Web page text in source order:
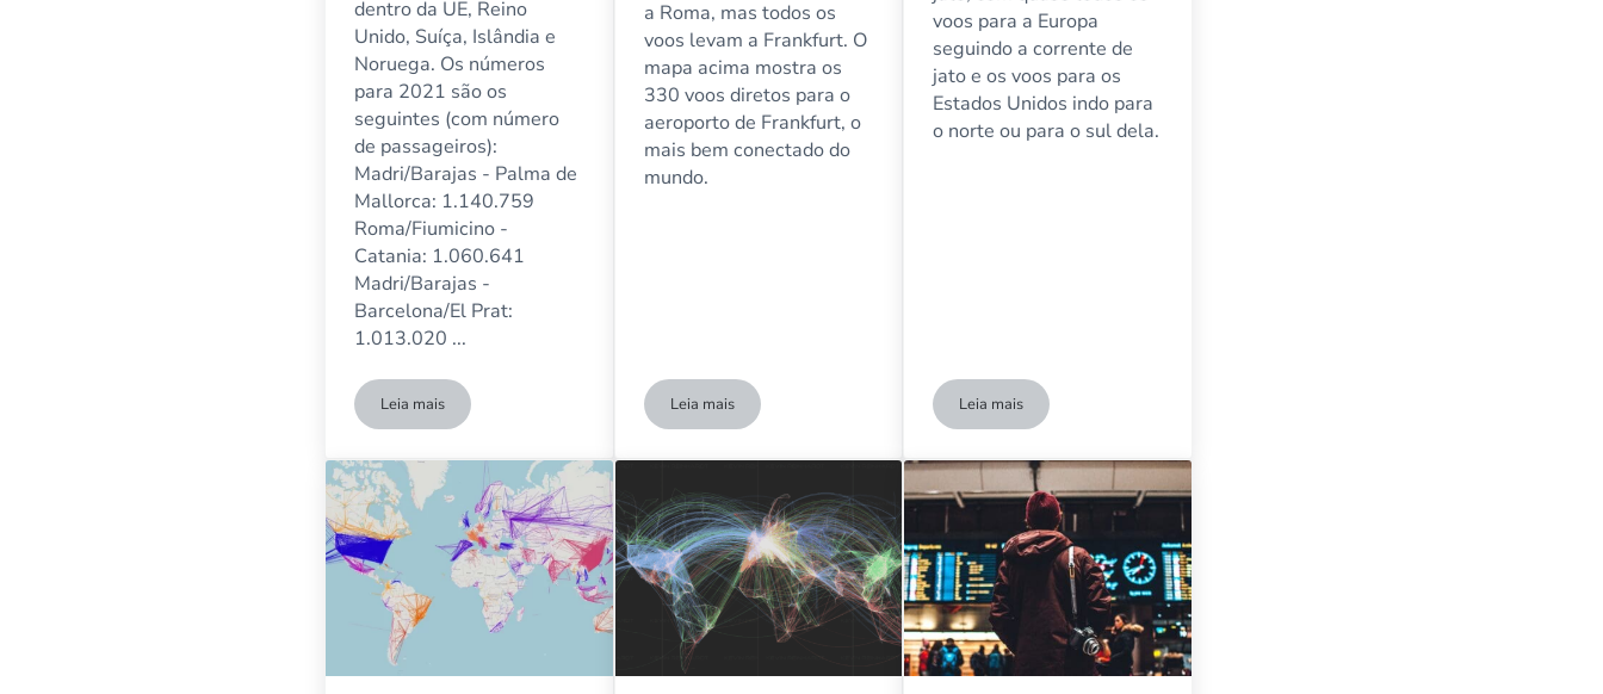
dentro da UE, Reino
Unido, Suíça, Islândia e
Noruega. Os números
para 2021 são os
seguintes (com número
de passageiros):
Madri/Barajas - Palma de
Mallorca: 1.140.759
Roma/Fiumicino -
Catania: 1.060.641
Madri/Barajas -
Barcelona/El Prat:
1.013.020 ...
Leia maisAs 10 rotas de voo mais movimentadas da Europa
a Roma, mas todos os
voos levam a Frankfurt. O
mapa acima mostra os
330 voos diretos para o
aeroporto de Frankfurt, o
mais bem conectado do
mundo.
Leia maisOs 330 voos diretos para Frankfurt: O aeroporto mais bem conectado do mundo
voos para a Europa
seguindo a corrente de
jato e os voos para os
Estados Unidos indo para
o norte ou para o sul dela.
Leia mais24 horas de voos entre a Europa e os EUA